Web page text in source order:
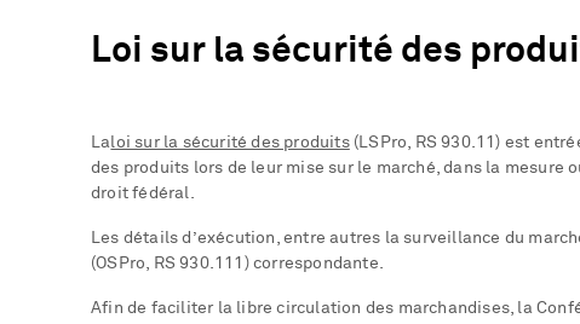
Loi sur la sécurité des
Laloi sur la sécurité des produits(LSPro, RS 930.11) est
des produits lors de leur mise sur le marché, dans la mesure
droit fédéral.
Les détails d’exécution, entre autres la surveillance du
(OSPro, RS 930.111) correspondante.
Afin de faciliter la libre circulation des marchandises, la